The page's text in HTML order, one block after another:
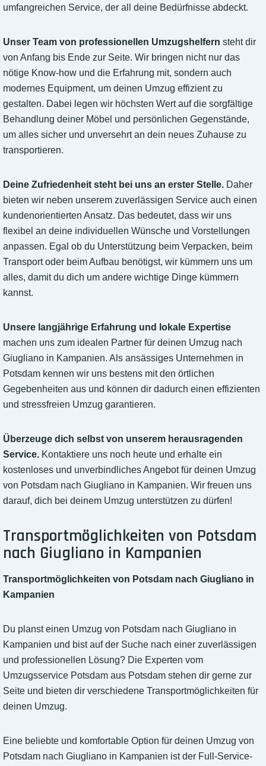
umfangreichen Service, der all deine Bedürfnisse abdeckt.
Unser Team von professionellen Umzugshelfern steht dir
von Anfang bis Ende zur Seite. Wir bringen nicht nur das
nötige Know-how und die Erfahrung mit, sondern auch
modernes Equipment, um deinen Umzug effizient zu
gestalten. Dabei legen wir höchsten Wert auf die sorgfältige
Behandlung deiner Möbel und persönlichen Gegenstände,
um alles sicher und unversehrt an dein neues Zuhause zu
transportieren.
Deine Zufriedenheit steht bei uns an erster Stelle. Daher
bieten wir neben unserem zuverlässigen Service auch einen
kundenorientierten Ansatz. Das bedeutet, dass wir uns
flexibel an deine individuellen Wünsche und Vorstellungen
anpassen. Egal ob du Unterstützung beim Verpacken, beim
Transport oder beim Aufbau benötigst, wir kümmern uns um
alles, damit du dich um andere wichtige Dinge kümmern
kannst.
Unsere langjährige Erfahrung und lokale Expertise
machen uns zum idealen Partner für deinen Umzug nach
Giugliano in Kampanien. Als ansässiges Unternehmen in
Potsdam kennen wir uns bestens mit den örtlichen
Gegebenheiten aus und können dir dadurch einen effizienten
und stressfreien Umzug garantieren.
Überzeuge dich selbst von unserem herausragenden
Service. Kontaktiere uns noch heute und erhalte ein
kostenloses und unverbindliches Angebot für deinen Umzug
von Potsdam nach Giugliano in Kampanien. Wir freuen uns
darauf, dich bei deinem Umzug unterstützen zu dürfen!
Transportmöglichkeiten von Potsdam
nach Giugliano in Kampanien
Transportmöglichkeiten von Potsdam nach Giugliano in
Kampanien
Du planst einen Umzug von Potsdam nach Giugliano in
Kampanien und bist auf der Suche nach einer zuverlässigen
und professionellen Lösung? Die Experten vom
Umzugsservice Potsdam aus Potsdam stehen dir gerne zur
Seite und bieten dir verschiedene Transportmöglichkeiten für
deinen Umzug.
Eine beliebte und komfortable Option für deinen Umzug von
Potsdam nach Giugliano in Kampanien ist der Full-Service-